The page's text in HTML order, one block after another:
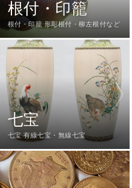
根付・印籠
根付・印籠 形彫根付・柳左根付など
七宝
七宝 有線七宝・無線七宝